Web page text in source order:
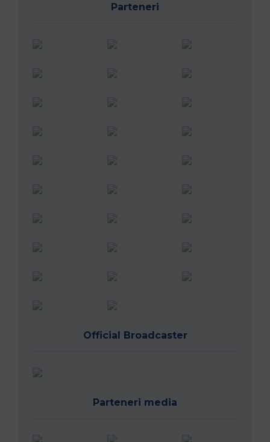
Parteneri
Official Broadcaster
Parteneri media